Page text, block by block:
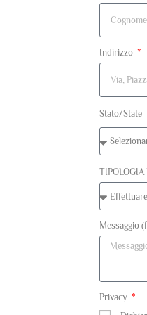
Indirizzo
Stato/State
TIPOLOGIA
Messaggio
Privacy